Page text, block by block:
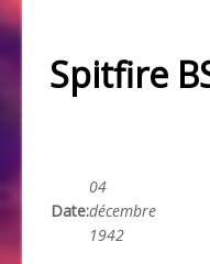
Spitfire
Date:
04
décembre
1942